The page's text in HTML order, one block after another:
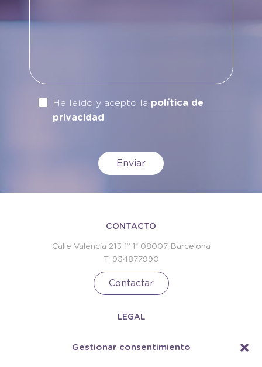
Gestionar consentimiento
He leído y acepto la política de
privacidad
CONTACTO
Calle Valencia 213 1º 1ª 08007 Barcelona
T. 934877990
Contactar
LEGAL
Términos y condiciones